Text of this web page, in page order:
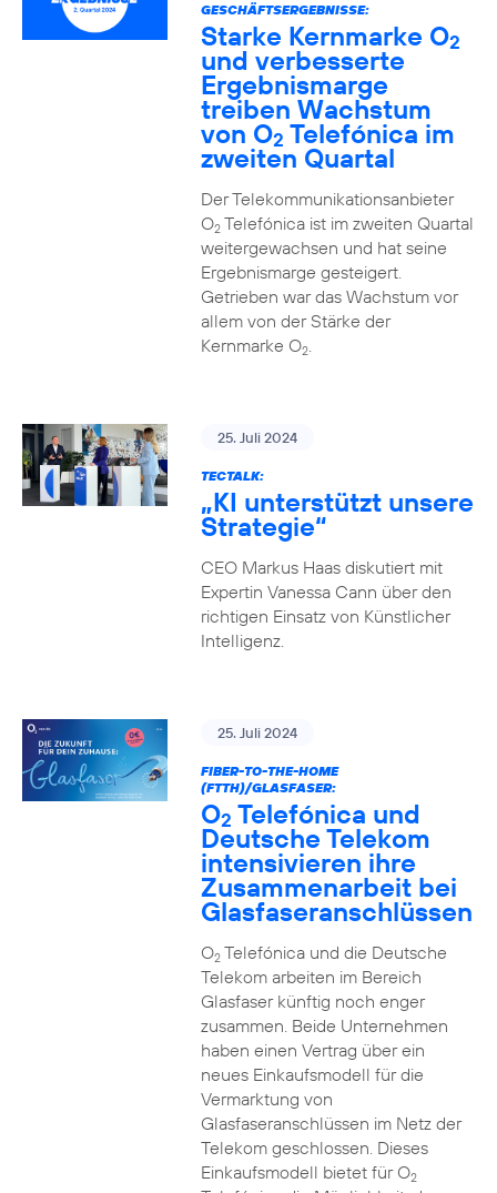
GESCHÄFTSERGEBNISSE:
Starke Kernmarke O2
und verbesserte
Ergebnismarge
treiben Wachstum
von O2 Telefónica im
zweiten Quartal
Der Telekommunikationsanbieter
O2Telefónica ist im zweiten Quartal
weitergewachsen und hat seine
Ergebnismarge gesteigert.
Getrieben war das Wachstum vor
allem von der Stärke der
Kernmarke O2.
25. Juli 2024
TECTALK:
„KI unterstützt unsere
Strategie“
CEO Markus Haas diskutiert mit
Expertin Vanessa Cann über den
richtigen Einsatz von Künstlicher
Intelligenz.
25. Juli 2024
FIBER-TO-THE-HOME
(FTTH)/GLASFASER:
O2 Telefónica und
Deutsche Telekom
intensivieren ihre
Zusammenarbeit bei
Glasfaseranschlüssen
O2Telefónica und die Deutsche
Telekom arbeiten im Bereich
Glasfaser künftig noch enger
zusammen. Beide Unternehmen
haben einen Vertrag über ein
neues Einkaufsmodell für die
Vermarktung von
Glasfaseranschlüssen im Netz der
Telekom geschlossen. Dieses
Einkaufsmodell bietet für O2